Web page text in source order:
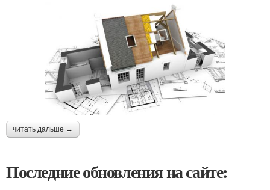
читать дальше →
Последние обновления на сайте: